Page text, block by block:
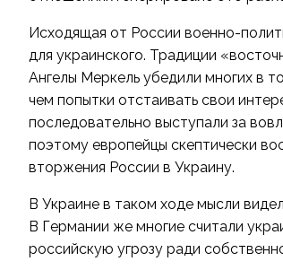
Исходящая от России военно-
для украинского. Традиции
Ангелы Меркель убедили многих в
чем попытки отстаивать свои
последовательно выступали за
поэтому европейцы скептически
вторжения России в Украину.
В Украине в таком ходе мысли
В Германии же многие считали
российскую угрозу ради